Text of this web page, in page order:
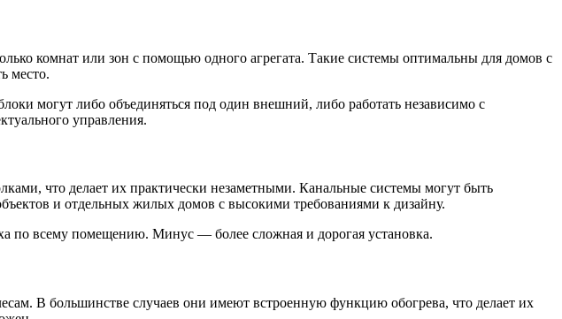
комнат или зон с помощью одного агрегата. Такие системы оптимальны для домов с
место.
могут либо объединяться под один внешний, либо работать независимо с
управления.
что делает их практически незаметными. Канальные системы могут быть
и отдельных жилых домов с высокими требованиями к дизайну.
по всему помещению. Минус — более сложная и дорогая установка.
В большинстве случаев они имеют встроенную функцию обогрева, что делает их